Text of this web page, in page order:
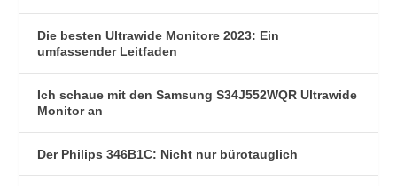
Die besten Ultrawide Monitore 2023: Ein
umfassender Leitfaden
Ich schaue mit den Samsung S34J552WQR Ultrawide
Monitor an
Der Philips 346B1C: Nicht nur bürotauglich